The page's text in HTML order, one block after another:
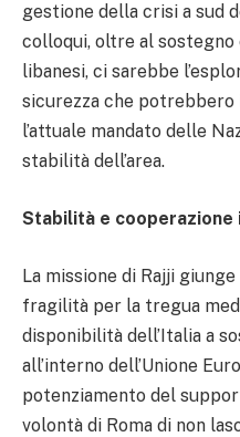
gestione della crisi a sud
colloqui, oltre al
libanesi, ci sarebbe
sicurezza che
l’attuale mandato delle
stabilità dell’area.
Stabilità e cooperazione
La missione di Rajji
fragilità per la tregua
disponibilità dell’Italia a
all’interno dell’Unione
potenziamento del
volontà di Roma di non